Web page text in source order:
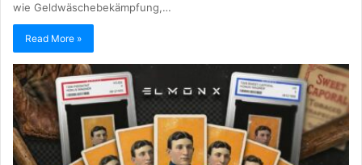
wie Geldwäschebekämpfung,…
Read More »